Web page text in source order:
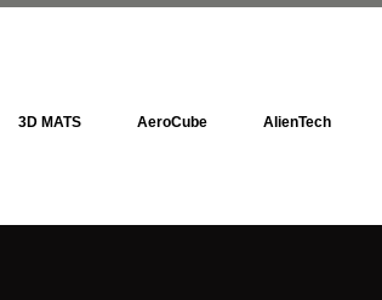
3D MATS AeroCube AlienTech